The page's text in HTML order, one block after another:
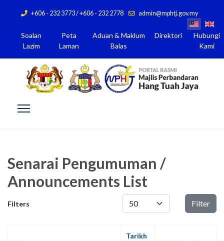
+606 - 232 3773 / +606 - 232 2778 admin@mphtj.gov.my
Soalan
Lazim
Peta
Laman
Aduan & Maklum
Balas
Direktori
Hubungi
Kami
Senarai Pengumuman /
Announcements List
Filters
Papar # Filter
Tarikh